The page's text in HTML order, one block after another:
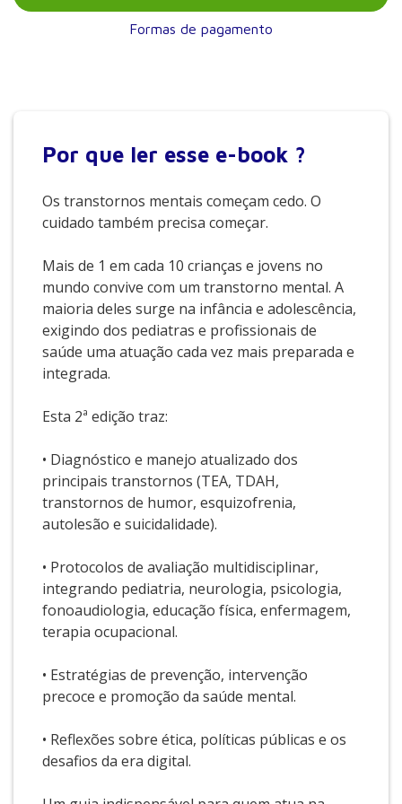
Formas de pagamento
Por que ler esse e-book ?
Os transtornos mentais começam cedo. O
cuidado também precisa começar.
Mais de 1 em cada 10 crianças e jovens no
mundo convive com um transtorno mental. A
maioria deles surge na infância e adolescência,
exigindo dos pediatras e profissionais de
saúde uma atuação cada vez mais preparada e
integrada.
Esta 2ª edição traz:
• Diagnóstico e manejo atualizado dos
principais transtornos (TEA, TDAH,
transtornos de humor, esquizofrenia,
autolesão e suicidalidade).
• Protocolos de avaliação multidisciplinar,
integrando pediatria, neurologia, psicologia,
fonoaudiologia, educação física, enfermagem,
terapia ocupacional.
• Estratégias de prevenção, intervenção
precoce e promoção da saúde mental.
• Reflexões sobre ética, políticas públicas e os
desafios da era digital.